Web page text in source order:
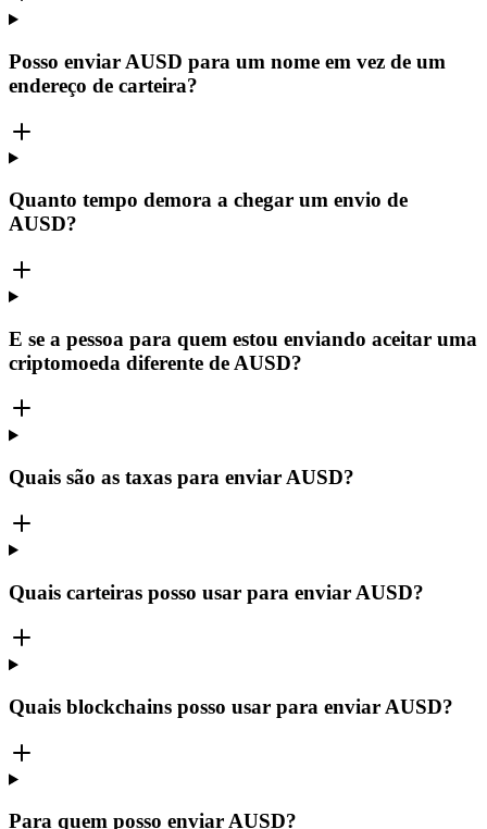
Posso enviar AUSD para um nome em vez de um
endereço de carteira?
Quanto tempo demora a chegar um envio de
AUSD?
E se a pessoa para quem estou enviando aceitar uma
criptomoeda diferente de AUSD?
Quais são as taxas para enviar AUSD?
Quais carteiras posso usar para enviar AUSD?
Quais blockchains posso usar para enviar AUSD?
Para quem posso enviar AUSD?